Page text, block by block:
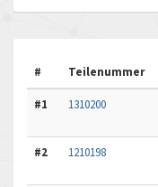
# Teilenummer
#1 1310200
#2 1210198